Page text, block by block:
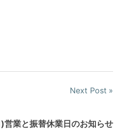
Next Post
業と振替休業日のお知らせ